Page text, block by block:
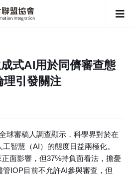
式AI用於同儕審查態
理引發關注
球審稿人調查顯示，科學界對於在
智慧（AI）的態度日益兩極化。
面影響，但37%持負面看法，擔憂
IOP目前不允許AI參與審查，但